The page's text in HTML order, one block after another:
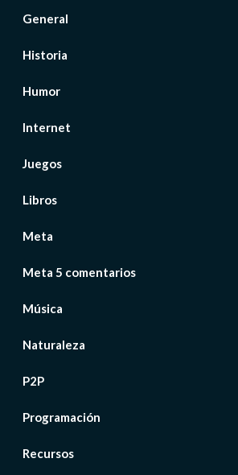
General
Historia
Humor
Internet
Juegos
Libros
Meta
Meta 5 comentarios
Música
Naturaleza
P2P
Programación
Recursos